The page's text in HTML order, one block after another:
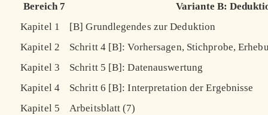
Bereich 7
Variante B:
Kapitel 1
[B] Grundlegendes zur Deduktion
Kapitel 2
Schritt 4 [B]: Vorhersagen, Stichprobe,
Kapitel 3
Schritt 5 [B]: Datenauswertung
Kapitel 4
Schritt 6 [B]: Interpretation der Ergebnisse
Kapitel 5
Arbeitsblatt (7)